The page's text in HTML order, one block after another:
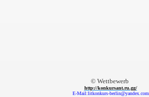
© Wettbewerb
http://konkursant.ru.gg/
E-Mail:litkonkurs-berlin@yandex.com